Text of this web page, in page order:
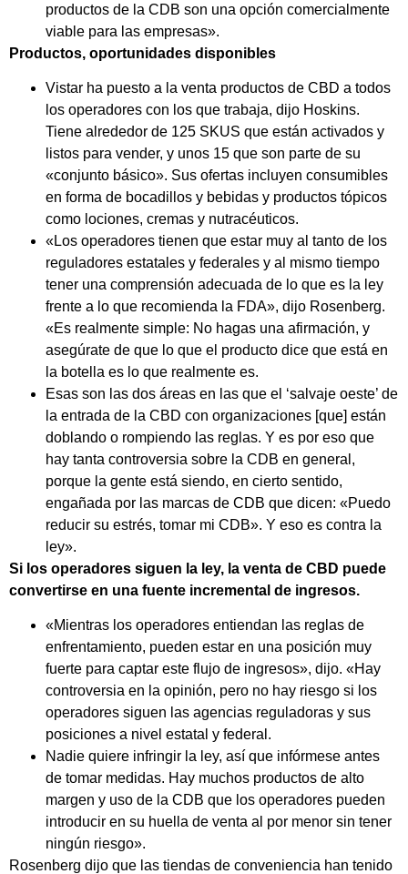
productos de la CDB son una opción comercialmente
viable para las empresas».
Productos, oportunidades disponibles
Vistar ha puesto a la venta productos de CBD a todos
los operadores con los que trabaja, dijo Hoskins.
Tiene alrededor de 125 SKUS que están activados y
listos para vender, y unos 15 que son parte de su
«conjunto básico». Sus ofertas incluyen consumibles
en forma de bocadillos y bebidas y productos tópicos
como lociones, cremas y nutracéuticos.
«Los operadores tienen que estar muy al tanto de los
reguladores estatales y federales y al mismo tiempo
tener una comprensión adecuada de lo que es la ley
frente a lo que recomienda la FDA», dijo Rosenberg.
«Es realmente simple: No hagas una afirmación, y
asegúrate de que lo que el producto dice que está en
la botella es lo que realmente es.
Esas son las dos áreas en las que el ‘salvaje oeste’ de
la entrada de la CBD con organizaciones [que] están
doblando o rompiendo las reglas. Y es por eso que
hay tanta controversia sobre la CDB en general,
porque la gente está siendo, en cierto sentido,
engañada por las marcas de CDB que dicen: «Puedo
reducir su estrés, tomar mi CDB». Y eso es contra la
ley».
Si los operadores siguen la ley, la venta de CBD puede
convertirse en una fuente incremental de ingresos.
«Mientras los operadores entiendan las reglas de
enfrentamiento, pueden estar en una posición muy
fuerte para captar este flujo de ingresos», dijo. «Hay
controversia en la opinión, pero no hay riesgo si los
operadores siguen las agencias reguladoras y sus
posiciones a nivel estatal y federal.
Nadie quiere infringir la ley, así que infórmese antes
de tomar medidas. Hay muchos productos de alto
margen y uso de la CDB que los operadores pueden
introducir en su huella de venta al por menor sin tener
ningún riesgo».
Rosenberg dijo que las tiendas de conveniencia han tenido